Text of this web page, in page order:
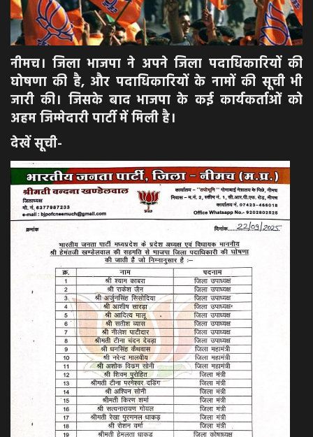
एजुकेशन & करियर
हेल्थ & लाइफ स्टाइल
वीडियो
Gallery
नीमच। जिला भाजपा ने अपने जिला पदाधिकारियों की
घोषणा की है, और पदाधिकारियों के नामों की सूची भी
जारी की। जिसके बाद भाजपा के कई कार्यकर्ताओं को
अहम जिम्मेदारी पार्टी में मिली है।
देखें सूची-